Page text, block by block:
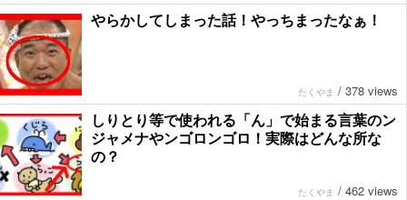
やらかしてしまった話！やっちまったなぁ！
たくやま / 378 views
しりとり等で使われる「ん」で始まる言葉のン
ジャメナやンゴロンゴロ！実際はどんな所な
の？
たくやま / 462 views